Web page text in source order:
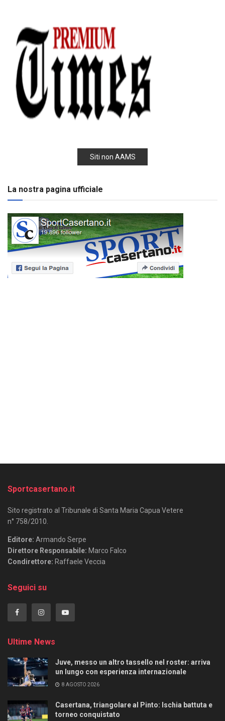
Siti non AAMS
La nostra pagina ufficiale
Sportcasertano.it
Sito registrato al Tribunale di Santa Maria Capua Vetere
n° 758/2010.
Editore: Armando Serpe
Direttore Responsabile: Marco Falco
Condirettore: Raffaele Veccia
Seguici su
Ultime News
Juve, messo un altro tassello nel roster: arriva
un lungo con esperienza internazionale
8 AGOSTO 2026
Casertana, triangolare al Pinto: Ischia battuta e
torneo conquistato